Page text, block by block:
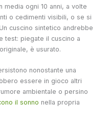
media ogni 10 anni, a volte
o cedimenti visibili, o se si
cuscino sintetico andrebbe
test: piegate il cuscino a
è usurato.
nonostante una
essere in gioco altri
ambientale o persino
il sonno nella propria